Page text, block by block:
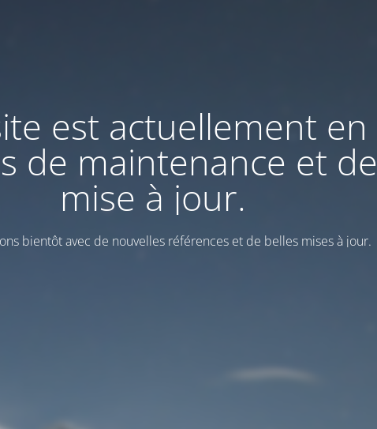
est actuellement en
de maintenance et de
mise à jour.
bientôt avec de nouvelles références et de belles mises à jour.